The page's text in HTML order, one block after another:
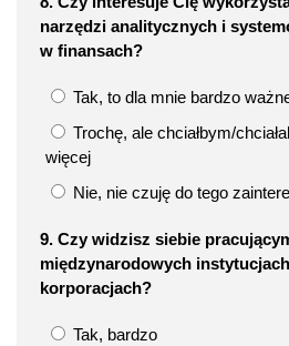
narzędzi analitycznych i
w finansach?
Tak, to dla mnie bardzo
Trochę, ale chciałbym/
więcej
Nie, nie czuję do tego
9. Czy widzisz siebie
międzynarodowych
korporacjach?
Tak, bardzo